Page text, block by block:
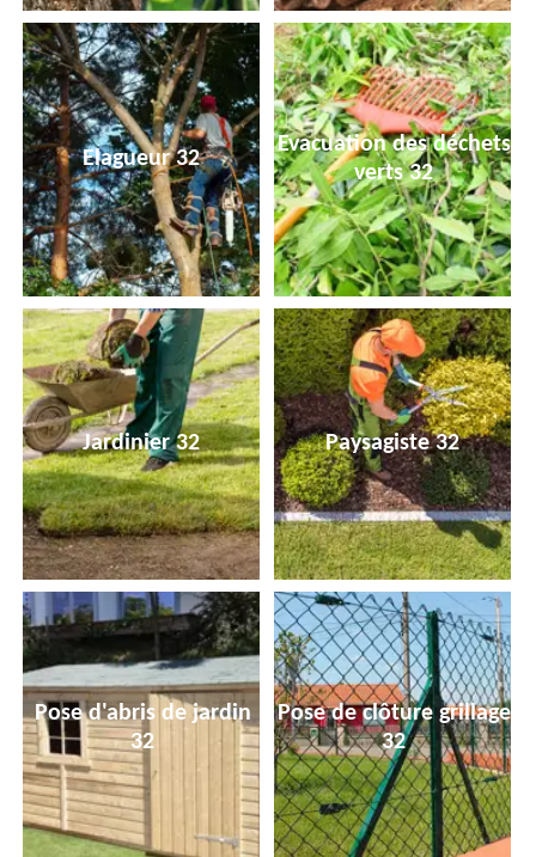
Elagueur 32
Evacuation des déchets
verts 32
Jardinier 32 Paysagiste 32
Pose d'abris de jardin
32
Pose de clôture grillage
32